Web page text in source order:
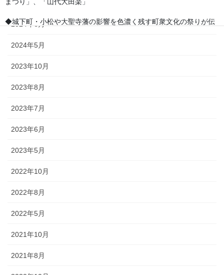
2024年9月
2024年6月
2024年5月
2023年10月
2023年8月
2023年7月
2023年6月
2023年5月
2022年10月
2022年8月
2022年5月
2021年10月
2021年8月
◆城下町・小松や大聖寺藩の影響を色濃く残す町衆文化の祭りが伝
の威勢のいい温泉地での伝統ある祭事が多く行われます。
森佐では、石川県はもとより、それぞれの地域のお祭りにあわせた半天・法被やお祭
り用品を数多く取り扱っております。お祭りの事はお気軽にご相談下さい。
イテム】
オリジナル半纏・法被